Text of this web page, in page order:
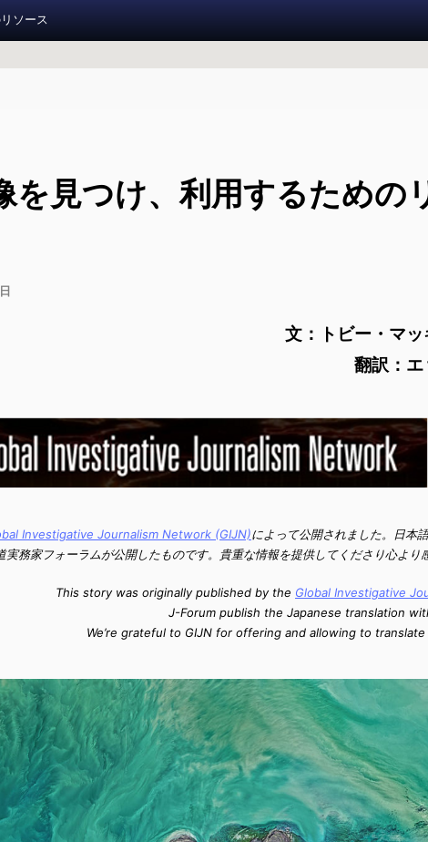
ソース
お知らせ
旧参加者ページ
を見つけ、利用するための
文：​トビー・マ
翻訳：
Investigative Journalism Network (GIJN)によって公開されました。日本
実務家フォーラムが公開したものです。貴重な情報を提供してくださり心より
This story was originally published by the Global Investigative
J-Forum publish the Japanese translation
We’re grateful to GIJN for offering and allowing to